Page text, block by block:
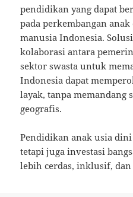
pendidikan yang dapat
pada perkembangan
manusia Indonesia.
kolaborasi antara
sektor swasta untuk
Indonesia dapat
layak, tanpa memandang
geografis.
Pendidikan anak usia
tetapi juga investasi
lebih cerdas, inklusif, dan